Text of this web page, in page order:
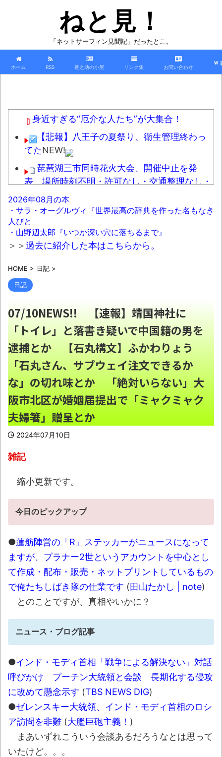
ねと見！
「ネットサーフィン見聞記」だったとこ。
ホーム RSS 甚之助の小屋 リンク集 お問い合わせ
ｗ
身近すぎる“厄介な人たち”が大集合！
【悲報】八王子の夏祭り、衛生管理終わっ
てたNEW!
琵琶湖三市同時花火大会、開催中止を発
表 場所時刻不明・許可なし・交通整理なし・
市が関与否定
警視庁の担当者「飯塚幸三を逮捕しなくて
いい理由を考えるために1000ページもの法解
釈書を読んだ」 NEW!
「強制しろよ！」「保険にも入れないヤツは運
転すんなよ」
国北朝鮮「少子化です」←強権国家でも止めら
れないのかよNEW!
【画像】あのちゃん、なんか別人になる
NEW!
誤って脳幹を摘出された女性､重篤な植物状
態だが､意識は正常で何かを思考していると判
明・・・NEW!
元ジャンポケ斉藤被告、ガチでぶっ壊れて
しまうNEW!
るｗｗｗNEW!
【歓喜】麻婆豆腐さん、「これ」使って作
るとクッソ美味いことが判明ｗｗｗｗｗｗｗ
NEW!
深夜に車運転する時信号守ってる？NEW!
【相撲】日本で唯一！「鬢付け油」をつく
る職人の世界！NEW!
【珍事】サッカーの試合が原因で交通事故
が起きてしまう。NEW!
還元！【Amazonマンガ毎週末セール アツいス
ポーツ漫画】 NEW!
翻訳によると「怒った子どもが我慢に我慢
して放った究極の技 これだけは使いたくなか
ったのに・・・」とのこと。
わずか３センチ！ 極小カブトムシ発見
2026年08月の本
・サラ・オーグルヴィ『世界最高の辞典を作った名もなき
人びと
・山野辺太郎『いつか深い穴に落ちるまで』
＞＞過去に紹介した本はこちらから。
HOME > 日記 >
日記
07/10NEWS!! 【速報】靖国神社に
「トイレ」と落書き疑いで中国籍の男を
逮捕とか 【石丸構文】ふかわりょう
「石丸さん、サブウェイ注文できるか
な」の切れ味とか 「絶対いらない」大
阪市北区が婚姻届提出で「ミャクミャク
夫婦箸」贈呈とか
2024年07月10日
雑記
縮小更新です。
今日のピックアップ
●蓮舫陣営の「R」ステッカーがニュースになって
ますが、プラナー2世というアカウントを中心とし
て作成・配布・販売・ネットプリントしているもの
で俺たちしばき隊の仕業です (田山たかし | note)
とのことですが、真相やいかに？
ニュース・ブログ記事
●インド・モディ首相「戦争による解決ない」対話
呼びかけ プーチン大統領と会談 長期化する侵攻
に改めて懸念示す (TBS NEWS DIG)
●ゼレンスキー大統領、インド・モディ首相のロシ
ア訪問を非難 (大艦巨砲主義！ )
まあいずれこういう会談あるだろうなとは思って
いたけど。。。